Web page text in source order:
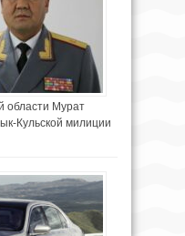
области Мурат
Кульской милиции